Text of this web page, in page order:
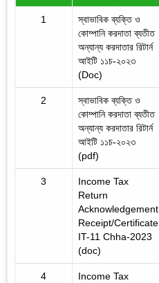
1
স্বাভাবিক ব্যক্তি ও
কোম্পানি করদাতা ব্যতীত
অন্যান্য করদাতার রিটার্ন
আইটি ১১চ-২০২৩
(Doc)
2
স্বাভাবিক ব্যক্তি ও
কোম্পানি করদাতা ব্যতীত
অন্যান্য করদাতার রিটার্ন
আইটি ১১চ-২০২৩
(pdf)
3
Income Tax
Return
Acknowledgement
Receipt/Certificate
IT-11 Chha-2023
(doc)
4
Income Tax